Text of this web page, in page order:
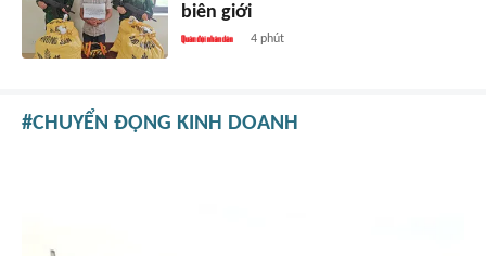
biên giới
4 phút
CHUYỂN ĐỘNG KINH DOANH